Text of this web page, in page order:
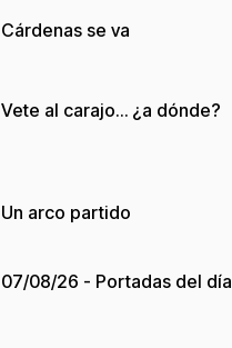
Cárdenas se va
Vete al carajo… ¿a dónde?
Un arco partido
07/08/26 - Portadas del día